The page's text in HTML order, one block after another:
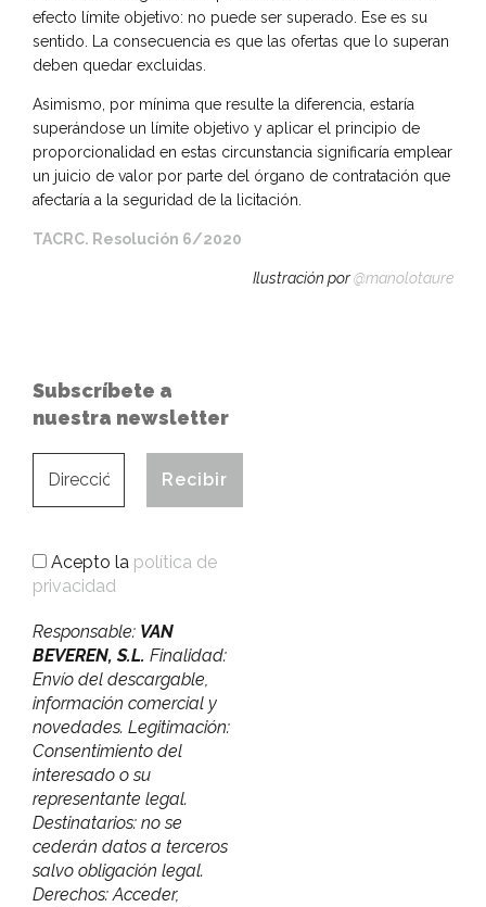
efecto límite objetivo: no puede ser superado. Ese es su
sentido. La consecuencia es que las ofertas que lo superan
deben quedar excluidas.
Asimismo, por mínima que resulte la diferencia, estaría
superándose un límite objetivo y aplicar el principio de
proporcionalidad en estas circunstancia significaría emplear
un juicio de valor por parte del órgano de contratación que
afectaría a la seguridad de la licitación.
TACRC. Resolución 6/2020
Ilustración por@manolotaure
Subscríbete a
nuestra newsletter
Acepto la política de
privacidad
Responsable: VAN
BEVEREN, S.L. Finalidad:
Envío del descargable,
información comercial y
novedades. Legitimación:
Consentimiento del
interesado o su
representante legal.
Destinatarios: no se
cederán datos a terceros
salvo obligación legal.
Derechos: Acceder,